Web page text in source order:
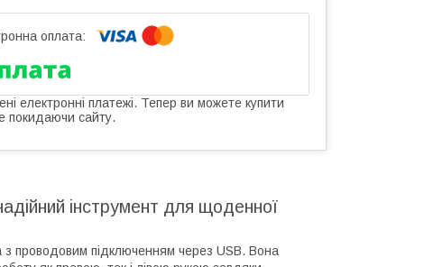
електронні платежі. Тепер ви можете купити
покидаючи сайту.
інструмент для щоденної
проводовим підключенням через USB. Вона